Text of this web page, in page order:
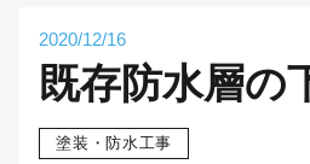
2020/12/16
既存防水層
塗装・防水工事